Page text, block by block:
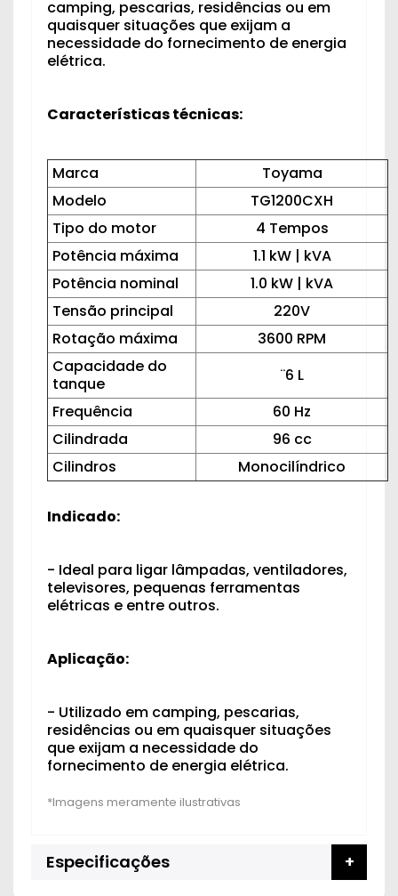
camping, pescarias, residências ou em
quaisquer situações que exijam a
necessidade do fornecimento de energia
elétrica.
Características técnicas:
Marca
Toyama
Modelo
TG1200CXH
Tipo do motor
4 Tempos
Potência máxima
1.1 kW | kVA
Potência nominal
1.0 kW | kVA
Tensão principal
220V
Rotação máxima
3600 RPM
Capacidade do
tanque
¨6 L
Frequência
60 Hz
Cilindrada
96 cc
Cilindros
Monocilíndrico
Indicado:
- Ideal para ligar lâmpadas, ventiladores,
televisores, pequenas ferramentas
elétricas e entre outros.
Aplicação:
- Utilizado em camping, pescarias,
residências ou em quaisquer situações
que exijam a necessidade do
fornecimento de energia elétrica.
Especificações